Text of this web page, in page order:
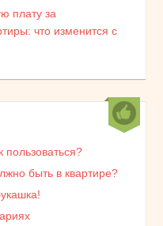
плату за
что изменится с
пользоваться?
быть в квартире?